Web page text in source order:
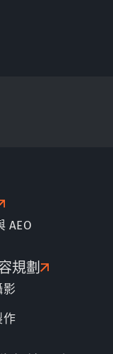
AEO
規劃
影
作